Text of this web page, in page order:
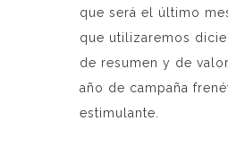
que será el último
que utilizaremos
de resumen y de
año de campaña
estimulante.